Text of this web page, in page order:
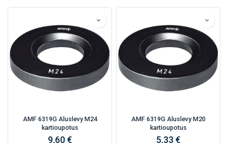
AMF 6319G Aluslevy M24
kartioupotus
9,60 €
AMF 6319G Aluslevy M20
kartioupotus
5,33 €